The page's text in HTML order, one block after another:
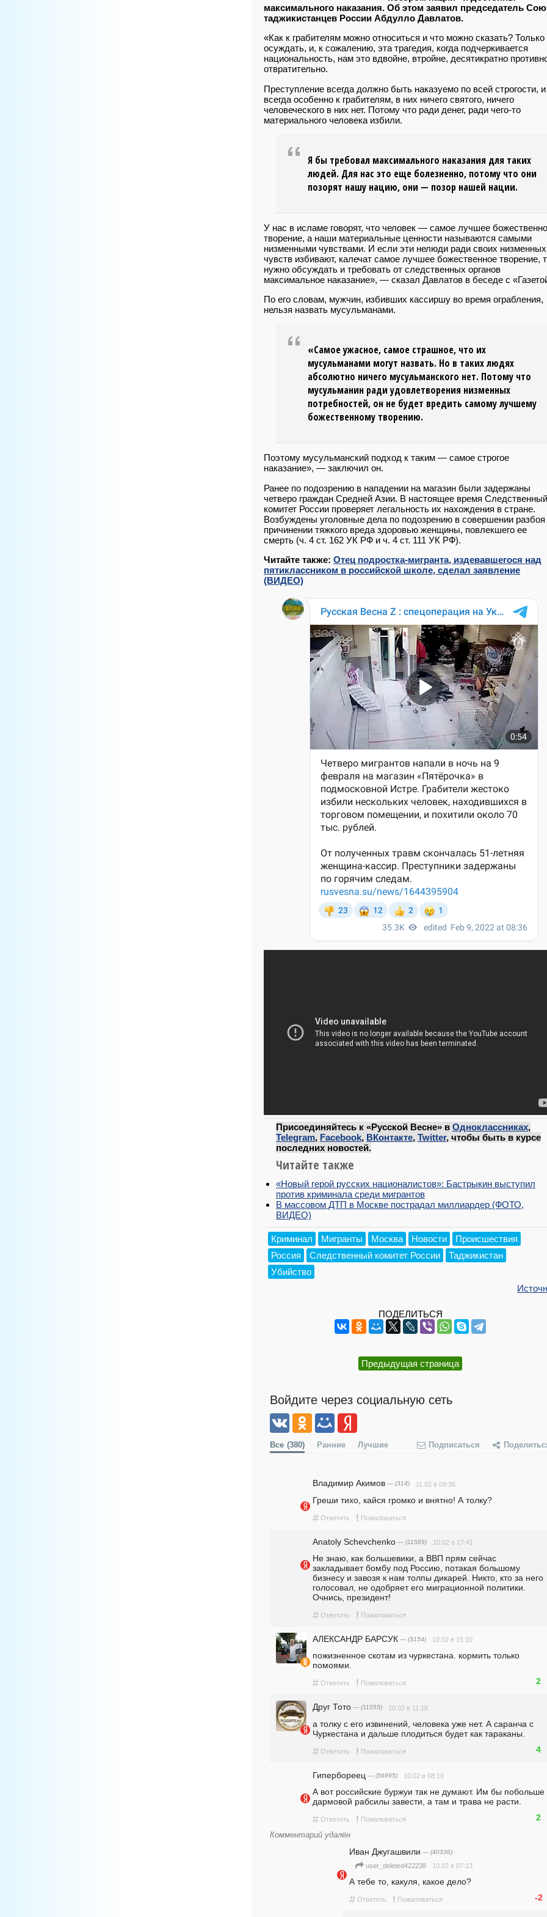
максимального наказания. Об этом заявил председатель
таджикистанцев России Абдулло Давлатов.
«Как к грабителям можно относиться и что можно сказать? Только
осуждать, и, к сожалению, эта трагедия, когда подчеркивается
национальность, нам это вдвойне, втройне, десятикратно
отвратительно.
Преступление всегда должно быть наказуемо по всей строгости, и
всегда особенно к грабителям, в них ничего святого, ничего
человеческого в них нет. Потому что ради денег, ради чего-то
материального человека избили.
Я бы требовал максимального наказания для таких
людей. Для нас это еще болезненно, потому что они
позорят нашу нацию, они — позор нашей нации.
У нас в исламе говорят, что человек — самое лучшее
творение, а наши материальные ценности называются самыми
низменными чувствами. И если эти нелюди ради своих низменных
чувств избивают, калечат самое лучшее божественное творение,
нужно обсуждать и требовать от следственных органов
максимальное наказание», — сказал Давлатов в беседе с
По его словам, мужчин, избивших кассиршу во время ограбления,
нельзя назвать мусульманами.
«Самое ужасное, самое страшное, что их
мусульманами могут назвать. Но в таких людях
абсолютно ничего мусульманского нет. Потому что
мусульманин ради удовлетворения низменных
потребностей, он не будет вредить самому лучшему
божественному творению.
Поэтому мусульманский подход к таким — самое строгое
наказание», — заключил он.
Ранее по подозрению в нападении на магазин были задержаны
четверо граждан Средней Азии. В настоящее время Следственный
комитет России проверяет легальность их нахождения в стране.
Возбуждены уголовные дела по подозрению в совершении разбоя
причинении тяжкого вреда здоровью женщины, повлекшего ее
смерть (ч. 4 ст. 162 УК РФ и ч. 4 ст. 111 УК РФ).
Читайте также: Отец подростка-мигранта, издевавшегося над
пятиклассником в российской школе, сделал заявление
(ВИДЕО)
Присоединяйтесь к «Русской Весне» в Одноклассниках,
Telegram, Facebook, ВКонтакте, Twitter, чтобы быть в курсе
последних новостей.
Читайте также
«Новый герой русских националистов»: Бастрыкин выступил
против криминала среди мигрантов
В массовом ДТП в Москве пострадал миллиардер (ФОТО,
ВИДЕО)
Криминал Мигранты Москва Новости
Происшествия
Россия
Следственный комитет России
Таджикистан
Убийство
ПОДЕЛИТЬСЯ
Предыдущая страница
Войдите через социальную сеть
Все (380) Ранние Лучшие Подписаться
Владимир Акимов — (314) 11.02 в 09:36
Греши тихо, кайся громко и внятно! А толку?
# Ответить ! Пожаловаться
Anatoly Schevchenko — (11589) 10.02 в 17:41
Не знаю, как большевики, а ВВП прям сейчас
закладывает бомбу под Россию, потакая большому
бизнесу и завозя к нам толпы дикарей. Никто, кто за него
голосовал, не одобряет его миграционной политики.
Очнись, президент!
# Ответить ! Пожаловаться
АЛЕКСАНДР БАРСУК — (3154) 10.02 в 15:10
пожизненное скотам из чуркестана. кормить только
помоями.
# Ответить ! Пожаловаться 2
Друг Тото — (11555) 10.02 в 11:18
а толку с его извинений, человека уже нет. А саранча с
Чуркестана и дальше плодиться будет как тараканы.
# Ответить ! Пожаловаться 4
Гипербореец — (56995) 10.02 в 08:16
А вот российские буржуи так не думают. Им бы побольше
дармовой рабсилы завести, а там и трава не расти.
# Ответить ! Пожаловаться 2
Комментарий удалён
Иван Джугашвили — (40336)
user_deleted422238 10.02 в 07:13
А тебе то, какуля, какое дело?
# Ответить ! Пожаловаться -2